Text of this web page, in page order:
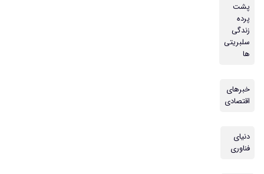
پشت
پرده
زندگی
سلبریتی
ها
خبرهای
اقتصادی
دنیای
فناوری